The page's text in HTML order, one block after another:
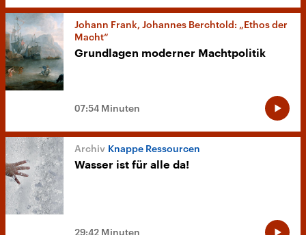
Johann Frank, Johannes Berchtold: „Ethos der
Macht“
Grundlagen moderner Machtpolitik
07:54 Minuten
Knappe Ressourcen
Wasser ist für alle da!
29:42 Minuten